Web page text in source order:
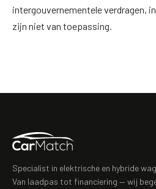
intergouvernementele verdragen,
zijn niet van toepassing.
Specialist in elektrische en hybride
Van laadpas tot financiering — wij